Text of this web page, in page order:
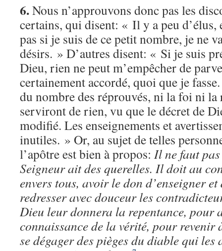
6.Nous n’approuvons donc pas les
certains, qui disent: « Il y a peu d’élus,
pas si je suis de ce petit nombre, je ne
désirs. » D’autres disent: « Si je suis
Dieu, rien ne peut m’empêcher de
certainement accordé, quoi que je
du nombre des réprouvés, ni la foi ni la
serviront de rien, vu que le décret de
modifié. Les enseignements et
inutiles. » Or, au sujet de telles
l’apôtre est bien à propos: Il ne faut pas
Seigneur ait des querelles. Il doit au
envers tous, avoir le don d’enseigner
redresser avec douceur les
Dieu leur donnera la repentance, pour
connaissance de la vérité, pour revenir
se dégager des pièges du diable qui les